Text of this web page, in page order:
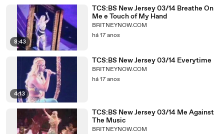
8:43
TCS:BS New Jersey 03/14 Breathe On
Me e Touch of My Hand
BRITNEYNOW.COM
há 17 anos
4:13
TCS:BS New Jersey 03/14 Everytime
BRITNEYNOW.COM
há 17 anos
TCS:BS New Jersey 03/14 Me Against
The Music
BRITNEYNOW.COM